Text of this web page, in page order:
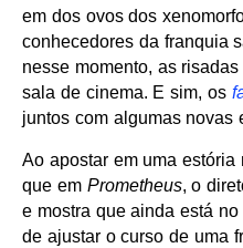
em dos ovos dos
conhecedores da franquia
nesse momento, as
sala de cinema. E sim, os
juntos com algumas novas
Ao apostar em uma
que emPrometheus, o
e mostra que ainda está
de ajustar o curso de uma